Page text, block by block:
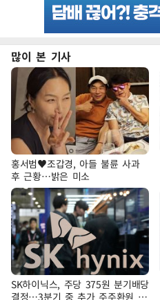
많이 본 기사
홍서범♥조갑경, 아들 불륜 사과
후 근황…밝은 미소
SK하이닉스, 주당 375원 분기배당
결정…3분기 중 추가 주주환원 발